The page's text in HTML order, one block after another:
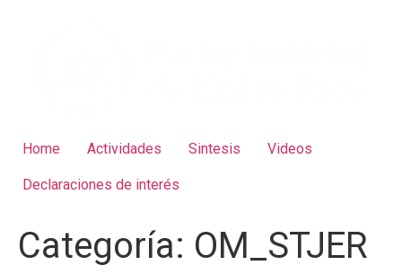
Home Actividades Sintesis Videos
Declaraciones de interés
Categoría: OM_STJER